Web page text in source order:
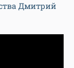
Дмитрий